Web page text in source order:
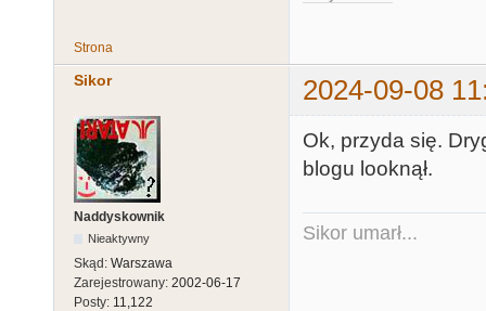
Strona
Sikor 2024-09-08
Naddyskownik
Nieaktywny
Skąd: Warszawa
Zarejestrowany: 2002-06-17
Posty: 11,122
Ok, przyda się.
blogu looknął.
Sikor umarł...